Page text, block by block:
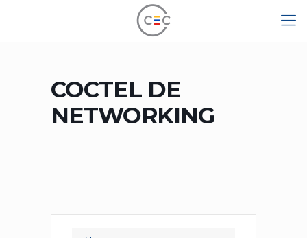
COCTEL DE
NETWORKING